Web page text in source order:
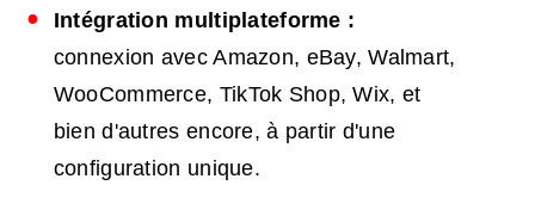
Intégration multiplateforme :
connexion avec Amazon, eBay, Walmart,
WooCommerce, TikTok Shop, Wix, et
bien d'autres encore, à partir d'une
configuration unique.